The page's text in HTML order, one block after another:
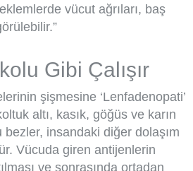
vücut ağrıları, baş
Gibi Çalışır
şişmesine ‘Lenfadenopati’
altı, kasık, göğüs ve karın
insandaki diğer dolaşım
Vücuda giren antijenlerin
ve sonrasında ortadan